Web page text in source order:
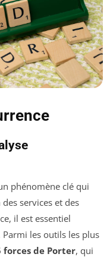
phénomène clé qui
services et des
il est essentiel
Parmi les outils les plus
forces de Porter, qui